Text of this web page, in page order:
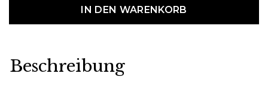
IN DEN WARENKORB
Beschreibung